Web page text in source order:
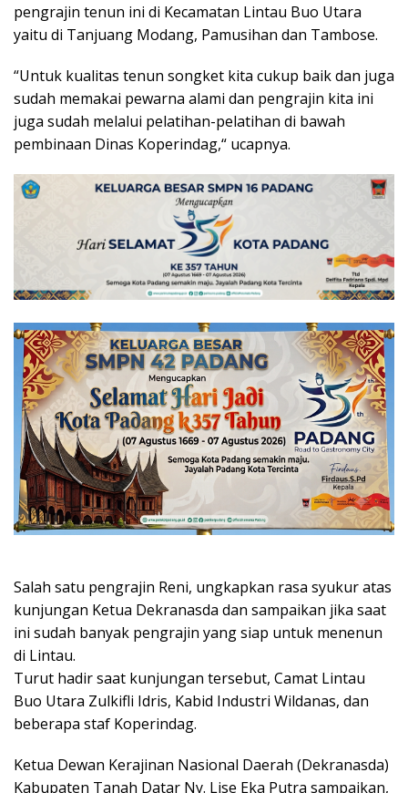
pengrajin tenun ini di Kecamatan Lintau Buo Utara
yaitu di Tanjuang Modang, Pamusihan dan Tambose.
“Untuk kualitas tenun songket kita cukup baik dan juga
sudah memakai pewarna alami dan pengrajin kita ini
juga sudah melalui pelatihan-pelatihan di bawah
pembinaan Dinas Koperindag,“ ucapnya.
Salah satu pengrajin Reni, ungkapkan rasa syukur atas
kunjungan Ketua Dekranasda dan sampaikan jika saat
ini sudah banyak pengrajin yang siap untuk menenun
di Lintau.
Turut hadir saat kunjungan tersebut, Camat Lintau
Buo Utara Zulkifli Idris, Kabid Industri Wildanas, dan
beberapa staf Koperindag.
Ketua Dewan Kerajinan Nasional Daerah (Dekranasda)
Kabupaten Tanah Datar Ny. Lise Eka Putra sampaikan,